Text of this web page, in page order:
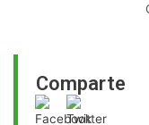
Comparte